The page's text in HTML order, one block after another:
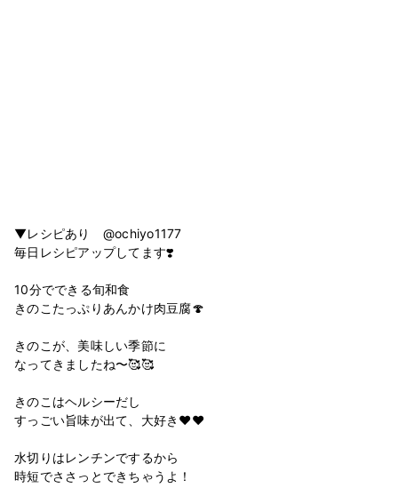
▼レシピあり @ochiyo1177
毎日レシピアップしてます❣️
10分でできる旬和食
きのこたっぷりあんかけ肉豆腐🍄
きのこが、美味しい季節に
なってきましたね〜🥰🥰
きのこはヘルシーだし
すっごい旨味が出て、大好き❤️❤️
水切りはレンチンでするから
時短でささっとできちゃうよ！